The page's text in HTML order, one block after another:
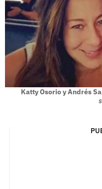
Katty Osorio y Andrés